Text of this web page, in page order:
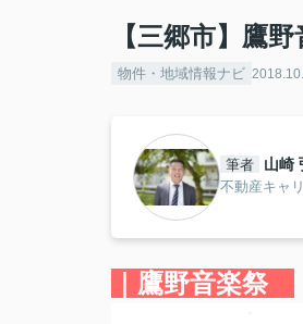
【三郷市】鷹
物件・地域情報ナビ
筆者 山崎
不動産キャ
｜鷹野音楽祭